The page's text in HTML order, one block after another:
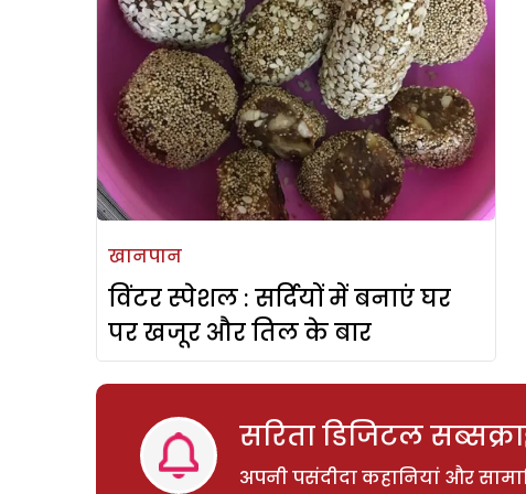
खानपान
विंटर स्पेशल : सर्दियों में बनाएं घर
पर खजूर और तिल के बार
सरिता डिजिटल
अपनी पसंदीदा कहानियां और